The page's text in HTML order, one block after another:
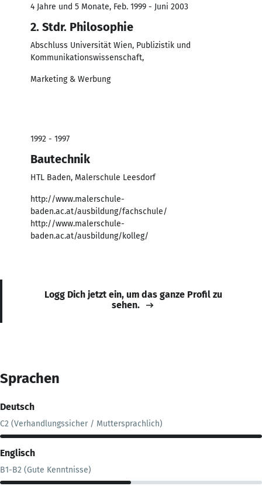
4 Jahre und 5 Monate, Feb. 1999 - Juni 2003
2. Stdr. Philosophie
Abschluss Universität Wien, Publizistik und
Kommunikationswissenschaft,
Marketing & Werbung
1992 - 1997
Bautechnik
HTL Baden, Malerschule Leesdorf
http://www.malerschule-
baden.ac.at/ausbildung/fachschule/
http://www.malerschule-
baden.ac.at/ausbildung/kolleg/
Logg Dich jetzt ein, um das ganze Profil zu
sehen.
Sprachen
Deutsch
C2 (Verhandlungssicher / Muttersprachlich)
Englisch
B1-B2 (Gute Kenntnisse)